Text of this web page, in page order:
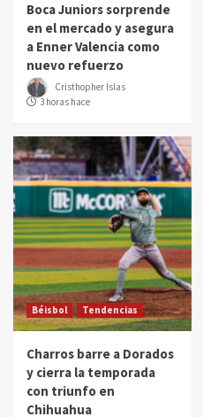
Boca Juniors sorprende
en el mercado y asegura
a Enner Valencia como
nuevo refuerzo
Cristhopher Islas
3 horas hace
Béisbol Tendencias
Charros barre a Dorados
y cierra la temporada
con triunfo en
Chihuahua